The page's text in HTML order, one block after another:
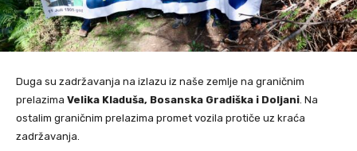
Duga su zadržavanja na izlazu iz naše zemlje na graničnim
prelazima Velika Kladuša, Bosanska Gradiška i Doljani . Na
ostalim graničnim prelazima promet vozila protiče uz kraća
zadržavanja.